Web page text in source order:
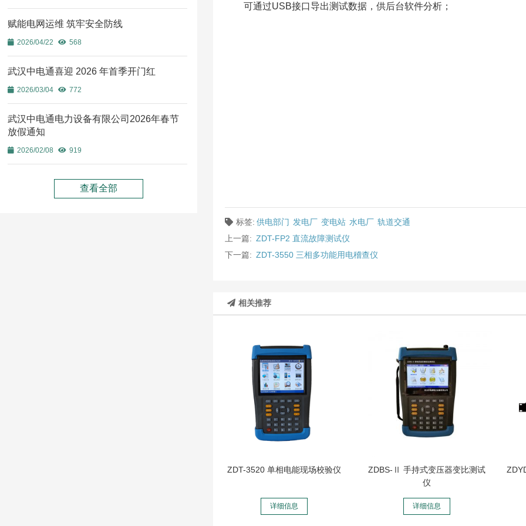
可通过USB接口导出测试数据，供后台软件分析；
标签: 供电部门 发电厂 变电站 水电厂 轨道交通
上一篇: ZDT-FP2 直流故障测试仪
下一篇: ZDT-3550 三相多功能用电稽查仪
相关推荐
ZDT-3520 单相电能现场校验仪
详细信息
ZDBS-Ⅱ 手持式变压器变比测试
仪
详细信息
赋能电网运维 筑牢安全防线
2026/04/22 568
武汉中电通喜迎 2026 年首季开门红
2026/03/04 772
武汉中电通电力设备有限公司2026年春节
放假通知
2026/02/08 919
查看全部